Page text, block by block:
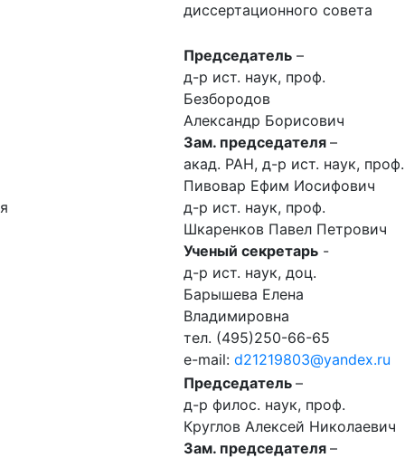
диссертационного совета
Председатель –
д-р ист. наук, проф.
Безбородов
Александр Борисович
Зам. председателя –
акад. РАН, д-р ист. наук, проф.
Пивовар Ефим Иосифович
д-р ист. наук, проф.
Шкаренков Павел Петрович
Ученый секретарь -
д-р ист. наук, доц.
Барышева Елена
Владимировна
тел. (495)250-66-65
e-mail: d21219803@yandex.ru
Председатель –
д-р филос. наук, проф.
Круглов Алексей Николаевич
Зам. председателя –